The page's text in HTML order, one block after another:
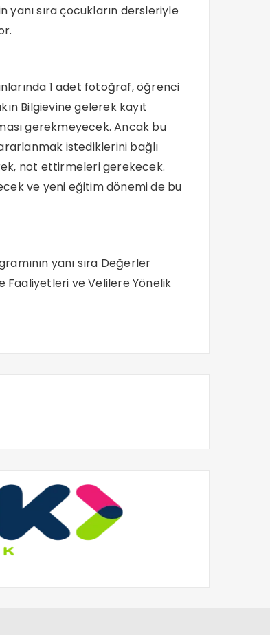
yanı sıra çocukların dersleriyle
1 adet fotoğraf, öğrenci
Bilgievine gelerek kayıt
gerekmeyecek. Ancak bu
istediklerini bağlı
not ettirmeleri gerekecek.
ve yeni eğitim dönemi de bu
yanı sıra Değerler
Faaliyetleri ve Velilere Yönelik